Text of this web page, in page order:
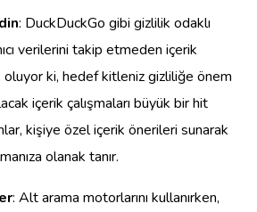
: DuckDuckGo gibi gizlilik odaklı
verilerini takip etmeden içerik
ki, hedef kitleniz gizliliğe önem
içerik çalışmaları büyük bir hit
kişiye özel içerik önerileri sunarak
olanak tanır.
: Alt arama motorlarını kullanırken,